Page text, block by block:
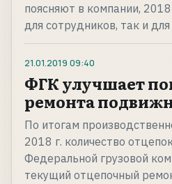
поясняют в компании,
для сотрудников, так и
21.01.2019 09:40
ФГК улучшает
ремонта
По итогам
2018 г. количество
Федеральной грузовой
текущий отцепочный